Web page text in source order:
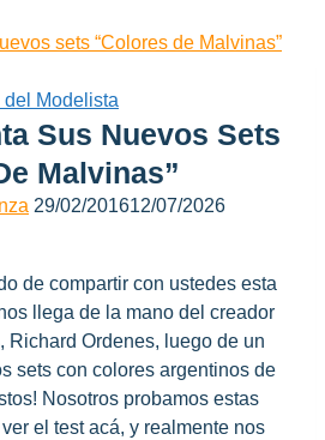
del Modelista
Sus Nuevos Sets
Malvinas”
29/02/201612/07/2026
de compartir con ustedes esta
llega de la mano del creador
Richard Ordenes, luego de un
sets con colores argentinos de
Nosotros probamos estas
el test acá, y realmente nos